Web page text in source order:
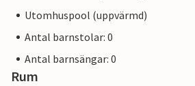
Utomhuspool (uppvärmd)
Antal barnstolar: 0
Antal barnsängar: 0
Rum